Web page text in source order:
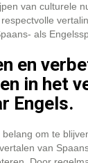
van culturele
als
en
in het
Engels.
om te
van